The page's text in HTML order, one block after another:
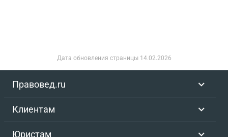
Дата обновления страницы 14.02.2026
Правовед.ru
Клиентам
Юристам